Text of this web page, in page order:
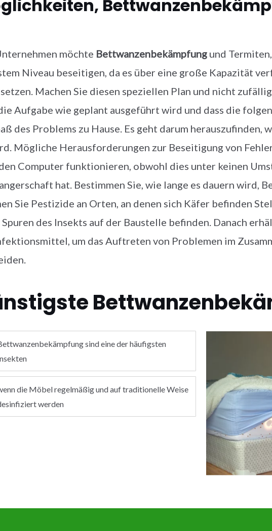
möchte Bettwanzenbekämpfung und
Niveau beseitigen, da es über eine große Kapazität
setzen. Machen Sie diesen speziellen Plan und nicht
Aufgabe wie geplant ausgeführt wird und dass die
des Problems zu Hause. Es geht darum herauszufinden,
Mögliche Herausforderungen zur Beseitigung von
Computer funktionieren, obwohl dies unter keinen
hat. Bestimmen Sie, wie lange es dauern wird,
Sie Pestizide an Orten, an denen sich Käfer befinden
Spuren des Insekts auf der Baustelle befinden. Danach
um das Auftreten von Problemen im
sind eine der häufigsten
die Möbel regelmäßig und auf traditionelle Weise
werden